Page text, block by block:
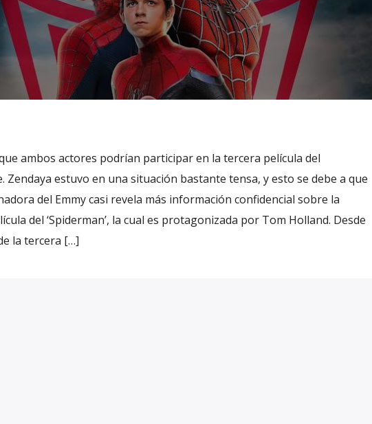
ambos actores podrían participar en la tercera película del
Zendaya estuvo en una situación bastante tensa, y esto se debe a que
del Emmy casi revela más información confidencial sobre la
del ‘Spiderman’, la cual es protagonizada por Tom Holland. Desde
la tercera […]